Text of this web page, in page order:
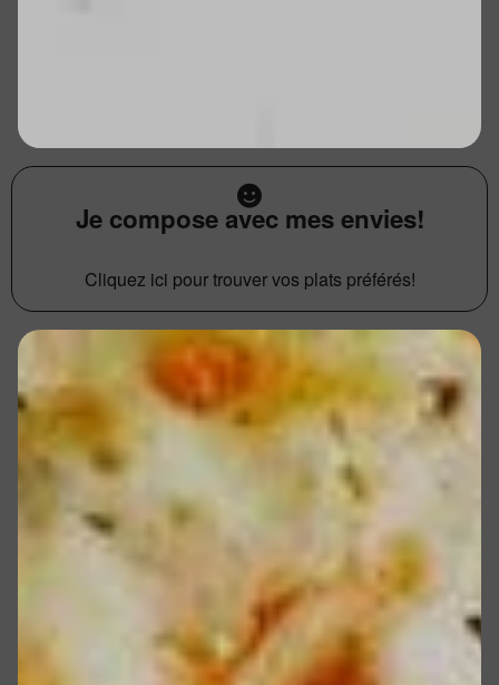
Je compose avec mes envies!
Cliquez ici pour trouver vos plats préférés!